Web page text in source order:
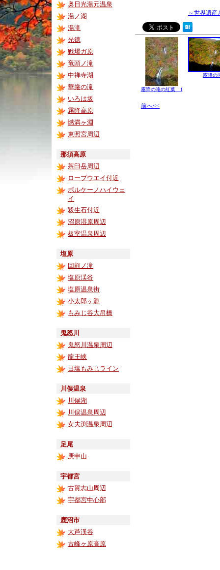
奥日光湯元温泉
湯ノ湖
湯滝
光徳
戦場ガ原
竜頭ノ滝
中禅寺湖
華厳の滝
いろは坂
霧降高原
憾満ヶ淵
東照宮周辺
那須高原
茶臼岳周辺
ロープウエイ付近
ボルケーノハイウェ
イ
殺生石付近
沼原湿原周辺
板室温泉周辺
塩原
回顧ノ滝
塩原渓谷
塩原温泉街
小太郎ヶ淵
もみじ谷大吊橋
鬼怒川
鬼怒川温泉周辺
龍王峡
日塩もみじライン
川俣温泉
川俣湖
川俣温泉周辺
女夫渕温泉周辺
足尾
庚申山
宇都宮
古賀志山周辺
宇都宮中心部
鹿沼市
大芦渓谷
古峰ヶ原高原
～世界遺
霧降の滝の紅葉 1
霧降の
前へ<<